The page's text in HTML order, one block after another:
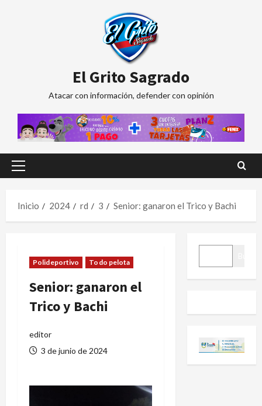
El Grito Sagrado
Atacar con información, defender con opinión
Menú
Inicio
2024 rd 3 Senior: ganaron el Trico y Bachi
Polideportivo Todo pelota
Senior: ganaron el
Trico y Bachi
editor
3 de junio de 2024